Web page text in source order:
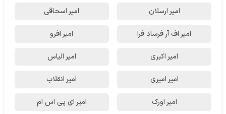
امیر ارسلان امیر اسحاقی
امیر اف آر فرساد فرا امیر افرو
امیر اکبری امیر الیاس
امیر امیری امیر انقلاب
امیر اورک امیر ای پی اس ام